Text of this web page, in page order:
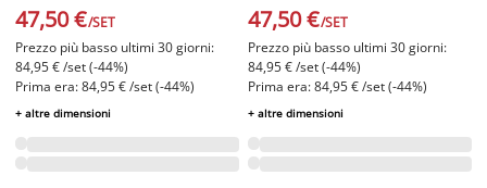
47,50 €/SET
Prezzo più basso ultimi 30 giorni:
84,95 € /set (-44%)
Prima era: 84,95 € /set (-44%)
+ altre dimensioni
47,50 €/SET
Prezzo più basso ultimi 30 giorni:
84,95 € /set (-44%)
Prima era: 84,95 € /set (-44%)
+ altre dimensioni